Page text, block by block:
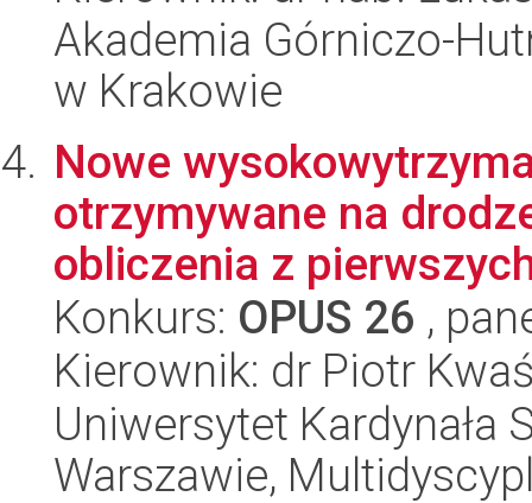
Akademia Górniczo-
w Krakowie
Nowe
otrzymywane na
obliczenia z
Konkurs: OPUS 26 ,
Kierownik: dr Piotr
Uniwersytet Kardynała
Warszawie,